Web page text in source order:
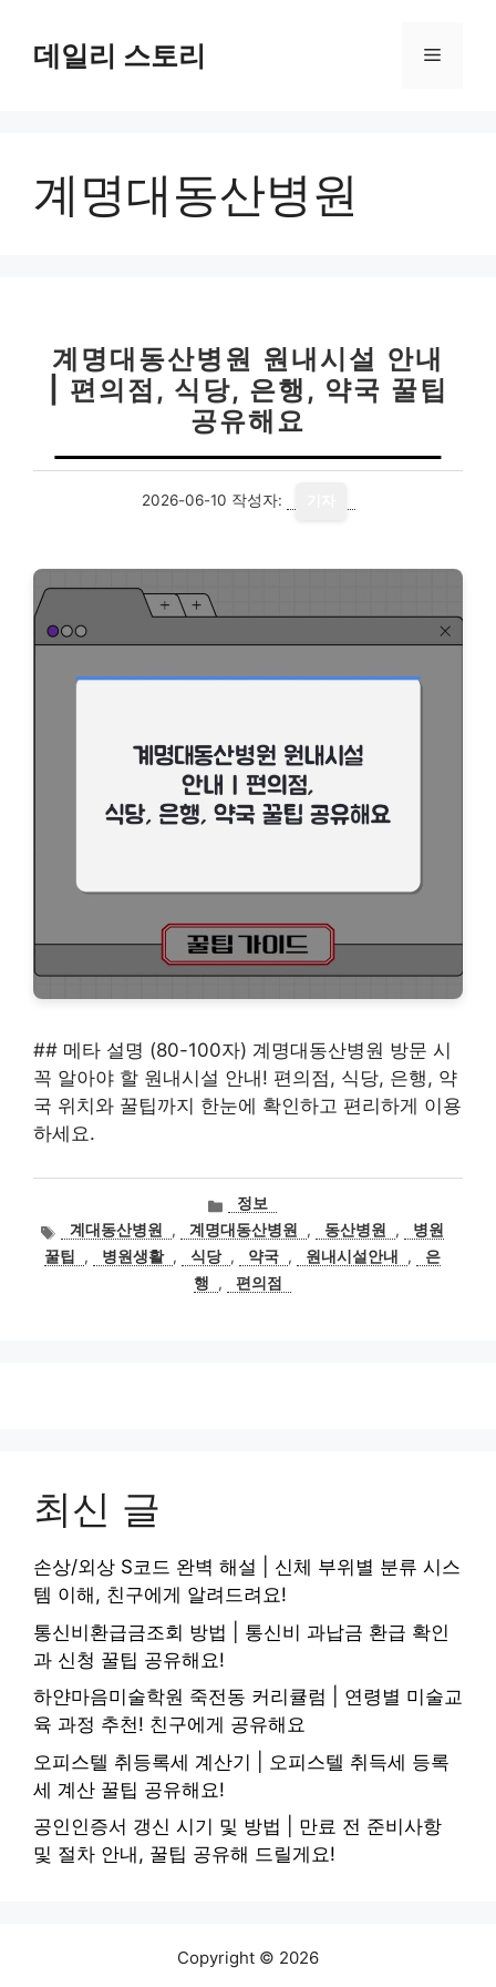
데일리 스토리 메
계명대동산병원
계명대동산병원 원내시설 안내
| 편의점, 식당, 은행, 약국 꿀팁
공유해요
2026-06-10 작성자:
## 메타 설명 (80-100자) 계명대동산병원 방문 시
꼭 알아야 할 원내시설 안내! 편의점, 식당, 은행, 약
국 위치와 꿀팁까지 한눈에 확인하고 편리하게 이용
하세요.
카
테
고
리
정보
태
그
계대동산병원 , 계명대동산병원 , 동산병원 ,
병원
꿀팁
, 병원생활 , 식당 , 약국 , 원내시설안내 ,
은
행
, 편의점
최신 글
손상/외상 S코드 완벽 해설 | 신체 부위별 분류 시스
템 이해, 친구에게 알려드려요!
통신비환급금조회 방법 | 통신비 과납금 환급 확인
과 신청 꿀팁 공유해요!
하얀마음미술학원 죽전동 커리큘럼 | 연령별 미술교
육 과정 추천! 친구에게 공유해요
오피스텔 취등록세 계산기 | 오피스텔 취득세 등록
세 계산 꿀팁 공유해요!
공인인증서 갱신 시기 및 방법 | 만료 전 준비사항
및 절차 안내, 꿀팁 공유해 드릴게요!
Copyright © 2026